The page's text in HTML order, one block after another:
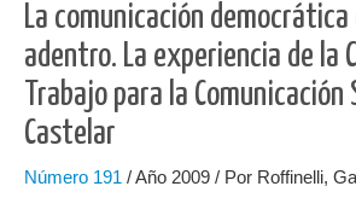
La comunicación democrática
adentro. La experiencia de la
Trabajo para la Comunicación
Castelar
Número 191 / Año 2009 / Por Roffinelli,